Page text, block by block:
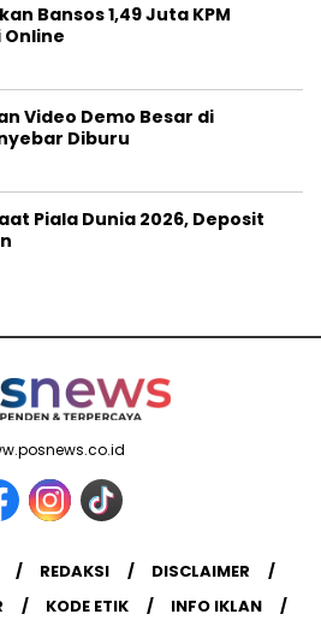
Bansos 1,49 Juta KPM
Video Demo Besar di
Diburu
Piala Dunia 2026, Deposit
REDAKSI
DISCLAIMER
KODE ETIK INFO IKLAN